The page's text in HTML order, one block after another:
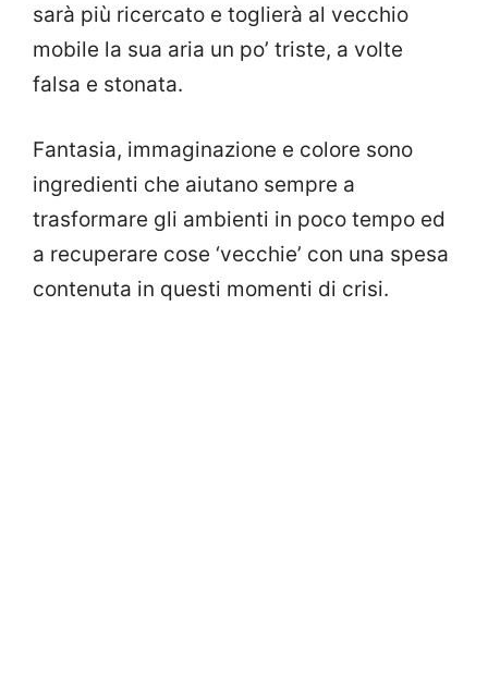
sarà più ricercato e toglierà al vecchio
mobile la sua aria un po’ triste, a volte
falsa e stonata.
Fantasia, immaginazione e colore sono
ingredienti che aiutano sempre a
trasformare gli ambienti in poco tempo ed
a recuperare cose ‘vecchie’ con una spesa
contenuta in questi momenti di crisi.